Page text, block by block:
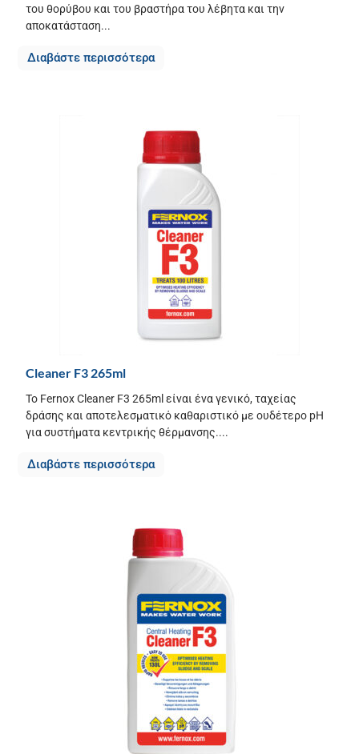
του θορύβου και του βραστήρα του λέβητα και την
αποκατάσταση...
Διαβάστε περισσότερα
Cleaner F3 265ml
Το Fernox Cleaner F3 265ml είναι ένα γενικό, ταχείας
δράσης και αποτελεσματικό καθαριστικό με ουδέτερο pH
για συστήματα κεντρικής θέρμανσης....
Διαβάστε περισσότερα